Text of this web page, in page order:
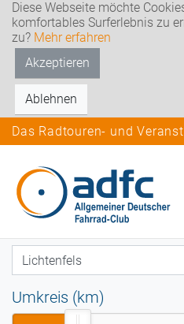
Diese Webseite möchte
komfortables Surferlebnis zu
zu? Mehr erfahren
Akzeptieren
Ablehnen
Das Radtouren- und
Umkreis (km)